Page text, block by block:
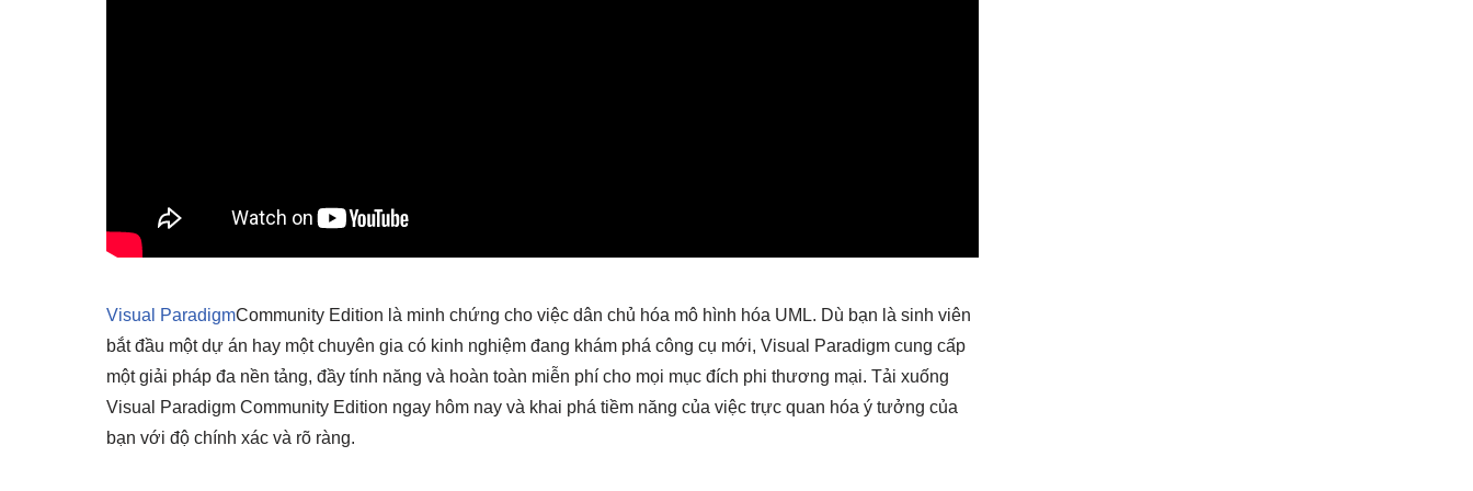
Visual ParadigmCommunity Edition là minh chứng cho việc dân chủ hóa mô hình hóa UML. Dù bạn là sinh viên
bắt đầu một dự án hay một chuyên gia có kinh nghiệm đang khám phá công cụ mới, Visual Paradigm cung cấp
một giải pháp đa nền tảng, đầy tính năng và hoàn toàn miễn phí cho mọi mục đích phi thương mại. Tải xuống
Visual Paradigm Community Edition ngay hôm nay và khai phá tiềm năng của việc trực quan hóa ý tưởng của
bạn với độ chính xác và rõ ràng.